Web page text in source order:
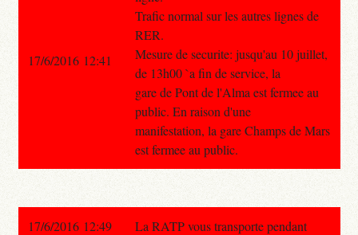
Trafic normal sur les autres lignes de
RER.
Mesure de securite: jusqu'au 10 juillet,
de 13h00 `a fin de service, la
gare de Pont de l'Alma est fermee au
public. En raison d'une
manifestation, la gare Champs de Mars
est fermee au public.
17/6/2016 12:41
17/6/2016 12:49
La RATP vous transporte pendant